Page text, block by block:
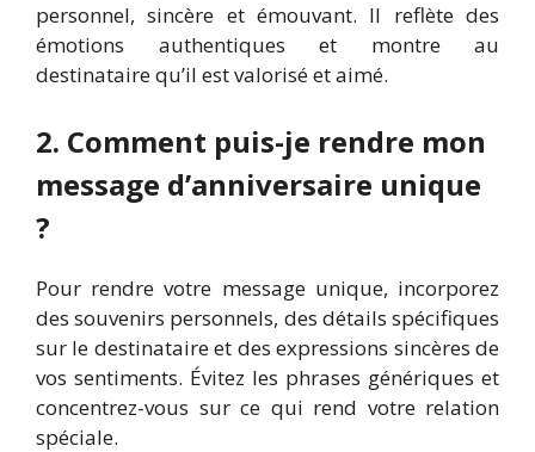
personnel, sincère et émouvant. Il reflète des
émotions authentiques et montre au
destinataire qu’il est valorisé et aimé.
2. Comment puis-je rendre mon
message d’anniversaire unique
?
Pour rendre votre message unique, incorporez
des souvenirs personnels, des détails spécifiques
sur le destinataire et des expressions sincères de
vos sentiments. Évitez les phrases génériques et
concentrez-vous sur ce qui rend votre relation
spéciale.